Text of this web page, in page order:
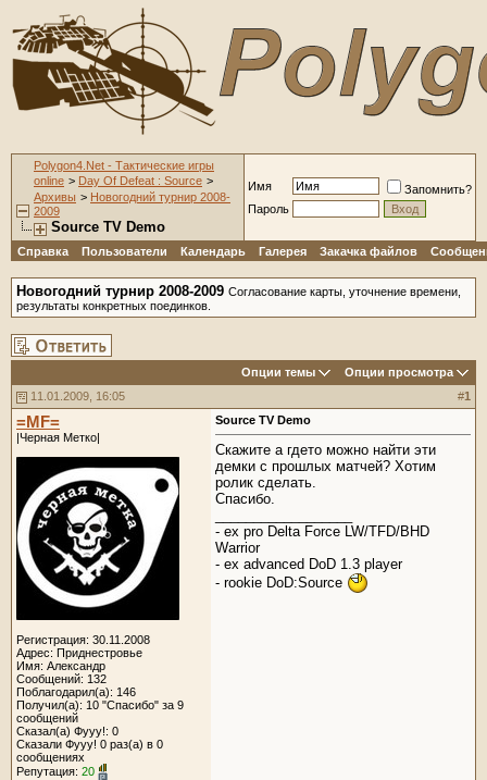
Polygon4.Net - Тактические игры
online > Day Of Defeat : Source >
Архивы > Новогодний турнир 2008-
2009
Source TV Demo
Имя
Запомнить?
Пароль
Справка Пользователи Календарь Галерея Закачка файлов
Новогодний турнир 2008-2009 Согласование карты, уточнение времени,
результаты конкретных поединков.
Опции темы
Опции просмотра
11.01.2009, 16:05
#1
=MF=
|Черная Метко|
Регистрация: 30.11.2008
Адрес: Приднестровье
Имя: Александр
Сообщений: 132
Поблагодарил(а): 146
Получил(а): 10 "Спасибо" за 9
сообщений
Сказал(а) Фууу!: 0
Сказали Фууу! 0 раз(а) в 0
сообщениях
Репутация: 20
Source TV Demo
Скажите а гдето можно найти эти
демки с прошлых матчей? Хотим
ролик сделать.
Спасибо.
- ex pro Delta Force LW/TFD/BHD
Warrior
- ex advanced DoD 1.3 player
- rookie DoD:Source